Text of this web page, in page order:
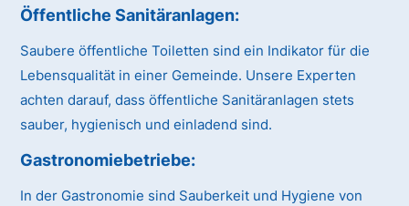
Öffentliche Sanitäranlagen:
Saubere öffentliche Toiletten sind ein Indikator für die
Lebensqualität in einer Gemeinde. Unsere Experten
achten darauf, dass öffentliche Sanitäranlagen stets
sauber, hygienisch und einladend sind.
Gastronomiebetriebe:
In der Gastronomie sind Sauberkeit und Hygiene von